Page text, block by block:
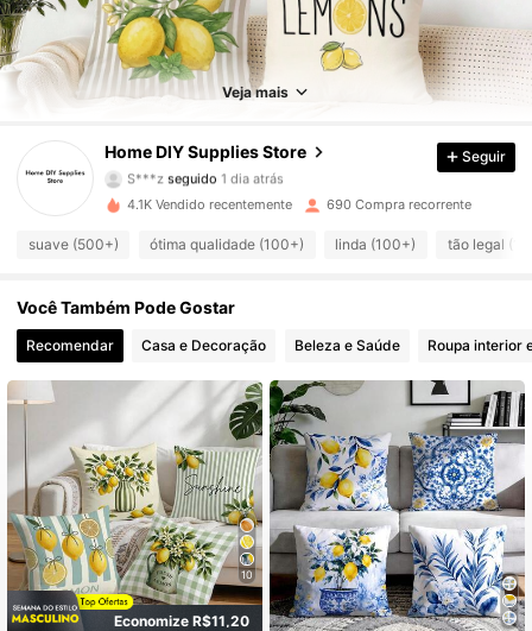
Veja mais
Home DlY Supplies Store
4,91 180 Seguidores
4,91 180 Seguidores
S***z seguido 1 dia atrás
4,91
4,91 180 Seguidores
4,91 180 Seguidores
4,91 180 Seguidores
4,91 180 Seguidores
4,91 180 Seguidores
4,91 180 Seguidores
Seguir
4.1K Vendido recentemente 690 Compra recorrente
suave (500+) ótima qualidade (100+) linda (100+) tão legal
Você Também Pode Gostar
Recomendar Casa e Decoração Beleza e Saúde Roupa interior
10
Economize R$11,20